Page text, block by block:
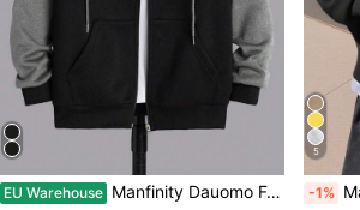
EU Warehouse Manfinity Dauomo Férfi Plus Colorblock cipzáras, húzózsinóros kapucnis pulóver póló nélkül, őszre, hosszú ujjú felső
5
-1%